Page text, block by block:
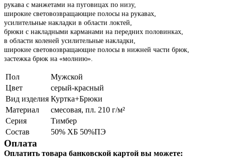
рукава с манжетами на пуговицах по низу,
широкие световозвращающие полосы на рукавах,
усилительные накладки в области локтей,
брюки с накладными карманами на передних половинках,
в области коленей усилительные накладки,
широкие световозвращающие полосы в нижней части брюк,
застежка брюк на «молнию».
Пол
Мужской
Цвет
серый-красный
Вид изделия Куртка+Брюки
Материал
смесовая, пл. 210 г/м²
Серия
Тимбер
Состав
50% ХБ 50%ПЭ
Оплата
Оплатить товара банковской картой вы можете: